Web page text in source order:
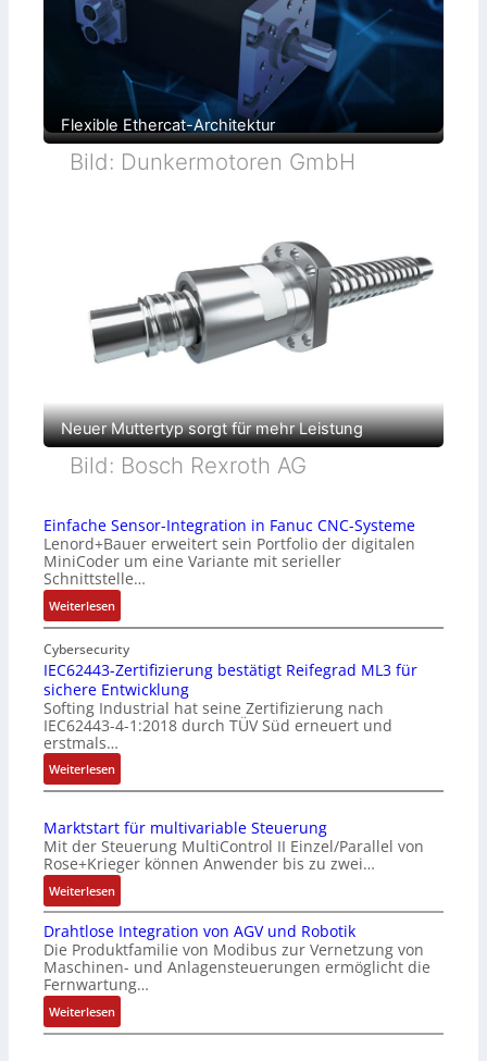
Flexible Ethercat-Architektur
Bild: Dunkermotoren GmbH
Neuer Muttertyp sorgt für mehr Leistung
Bild: Bosch Rexroth AG
Einfache Sensor-Integration in Fanuc CNC-Systeme
Lenord+Bauer erweitert sein Portfolio der digitalen
MiniCoder um eine Variante mit serieller
Schnittstelle…
Weiterlesen:
E
i
n
f
a
c
h
e
S
n
s
o
r
-
n
t
e
g
r
Cybersecurity
IEC62443-Zertifizierung bestätigt Reifegrad ML3 für
sichere Entwicklung
Softing Industrial hat seine Zertifizierung nach
IEC62443-4-1:2018 durch TÜV Süd erneuert und
erstmals…
Weiterlesen:
I
C
6
2
4
4
3
-
Z
e
r
t
Marktstart für multivariable Steuerung
Mit der Steuerung MultiControl II Einzel/Parallel von
Rose+Krieger können Anwender bis zu zwei…
Weiterlesen:
M
a
r
k
t
s
t
Drahtlose Integration von AGV und Robotik
Die Produktfamilie von Modibus zur Vernetzung von
Maschinen- und Anlagensteuerungen ermöglicht die
Fernwartung…
Weiterlesen:
D